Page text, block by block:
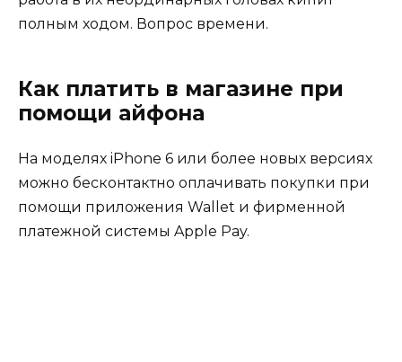
полным ходом. Вопрос времени.
Как платить в магазине при
помощи айфона
На моделях iPhone 6 или более новых версиях
можно бесконтактно оплачивать покупки при
помощи приложения Wallet и фирменной
платежной системы Apple Pay.